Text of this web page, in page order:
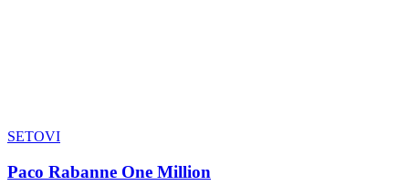
SETOVI
Paco Rabanne One Million